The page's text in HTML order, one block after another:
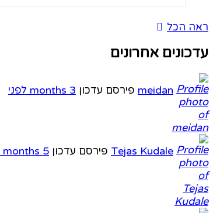
ראה הכל
עדכונים אחרונים
meidan פירסם עדכון 3 months לפני
Tejas Kudale פירסם עדכון 5 months לפני